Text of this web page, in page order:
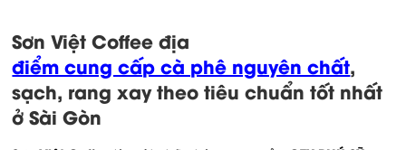
Sơn Việt Coffee địa
điểm cung cấp cà phê nguyên chất,
sạch, rang xay theo tiêu chuẩn tốt nhất
ở Sài Gòn